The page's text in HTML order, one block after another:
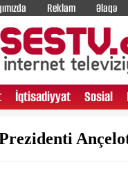
Reklam Əlaqə
İqtisadiyyat Sosial